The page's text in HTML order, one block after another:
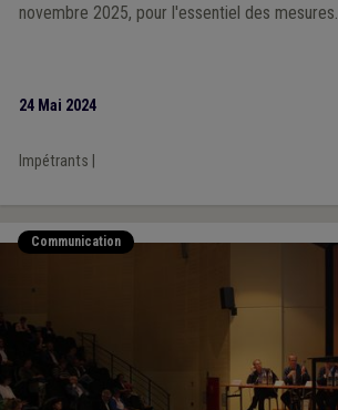
novembre 2025, pour l'essentiel des mesures.
24 Mai 2024
Impétrants
Communication